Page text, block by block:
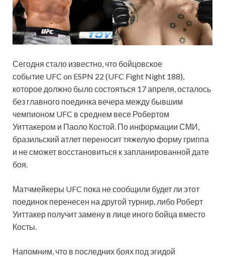
Сегодня стало известно, что бойцовское
событие UFC on ESPN 22 (UFC Fight Night 188),
которое должно было состояться 17 апреля, осталось
без главного поединка вечера между бывшим
чемпионом UFC в среднем весе Робертом
Уиттакером и Паоло Костой. По информации СМИ,
бразильский атлет переноситтяжелую форму гриппа
и не сможет восстановиться к запланированной дате
боя.
Матчмейкеры UFC пока не сообщили будет ли этот
поединок перенесен на другой турнир, либо Роберт
Уиттакер получит замену в лице иного бойца вместо
Косты.
Напомним, что в последних боях под эгидой